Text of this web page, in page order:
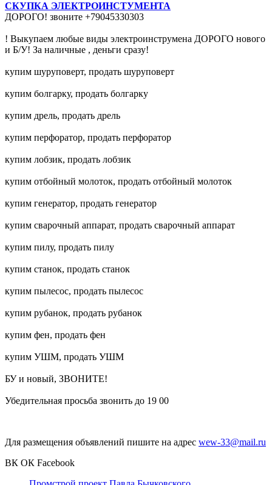
СКУПКА ЭЛЕКТРОИНСТУМЕНТА
ДОРОГО! звоните +79045330303
! Выкупаем любые виды электроинструмена ДОРОГО нового
и Б/У! За наличные , деньги сразу!
купим шуруповерт, продать шуруповерт
купим болгарку, продать болгарку
купим дрель, продать дрель
купим перфоратор, продать перфоратор
купим лобзик, продать лобзик
купим отбойный молоток, продать отбойный молоток
купим генератор, продать генератор
купим сварочный аппарат, продать сварочный аппарат
купим пилу, продать пилу
купим станок, продать станок
купим пылесос, продать пылесос
купим рубанок, продать рубанок
купим фен, продать фен
купим УШМ, продать УШМ
БУ и новый, ЗВОНИТЕ!
Убедительная просьба звонить до 19 00
Для размещения объявлений пишите на адрес wew-33@mail.ru
ВК ОК Facebook